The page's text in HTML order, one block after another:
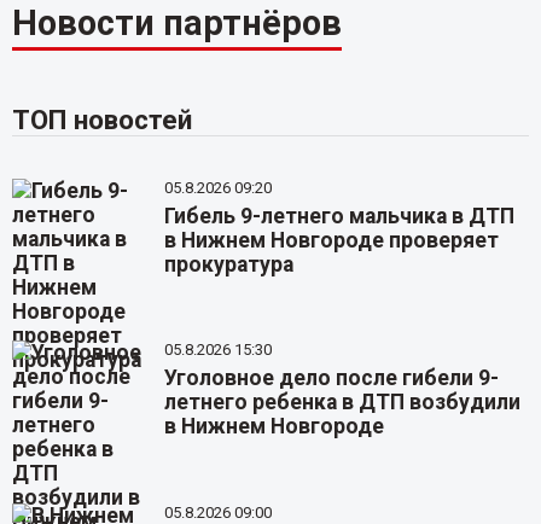
Новости партнёров
ТОП новостей
05.8.2026 09:20
Гибель 9-летнего мальчика в ДТП
в Нижнем Новгороде проверяет
прокуратура
05.8.2026 15:30
Уголовное дело после гибели 9-
летнего ребенка в ДТП возбудили
в Нижнем Новгороде
05.8.2026 09:00